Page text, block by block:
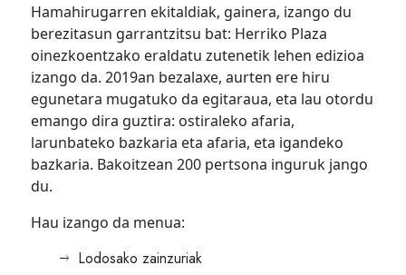
Hamahirugarren ekitaldiak, gainera, izango du
berezitasun garrantzitsu bat: Herriko Plaza
oinezkoentzako eraldatu zutenetik lehen edizioa
izango da. 2019an bezalaxe, aurten ere hiru
egunetara mugatuko da egitaraua, eta lau otordu
emango dira guztira: ostiraleko afaria,
larunbateko bazkaria eta afaria, eta igandeko
bazkaria. Bakoitzean 200 pertsona inguruk jango
du.
Hau izango da menua:
Lodosako zainzuriak